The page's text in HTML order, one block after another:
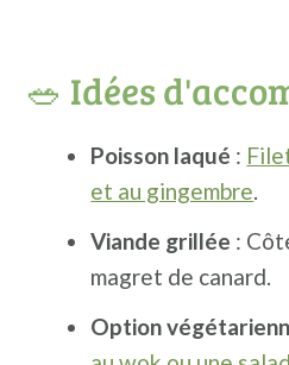
🥗 Idées
Poisson laqué :
et au gingembre.
Viande grillée :
magret de canard.
Option